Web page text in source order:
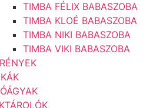
TIMBA FÉLIX BABASZOBA
TIMBA KLOÉ BABASZOBA
TIMBA NIKI BABASZOBA
TIMBA VIKI BABASZOBA